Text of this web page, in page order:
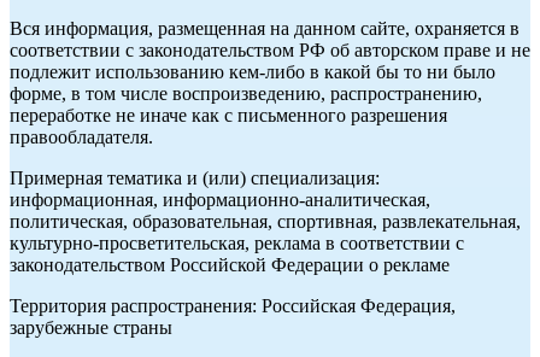
Вся информация, размещенная на данном сайте, охраняется в
соответствии с законодательством РФ об авторском праве и не
подлежит использованию кем-либо в какой бы то ни было
форме, в том числе воспроизведению, распространению,
переработке не иначе как с письменного разрешения
правообладателя.
Примерная тематика и (или) специализация:
информационная, информационно-аналитическая,
политическая, образовательная, спортивная, развлекательная,
культурно-просветительская, реклама в соответствии с
законодательством Российской Федерации о рекламе
Территория распространения: Российская Федерация,
зарубежные страны